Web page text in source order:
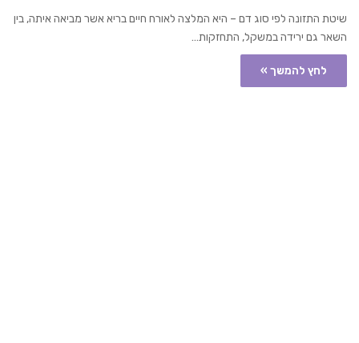
שיטת התזונה לפי סוג דם – היא המלצה לאורח חיים בריא אשר מביאה איתה, בין
השאר גם ירידה במשקל, התחזקות…
לחץ להמשך »